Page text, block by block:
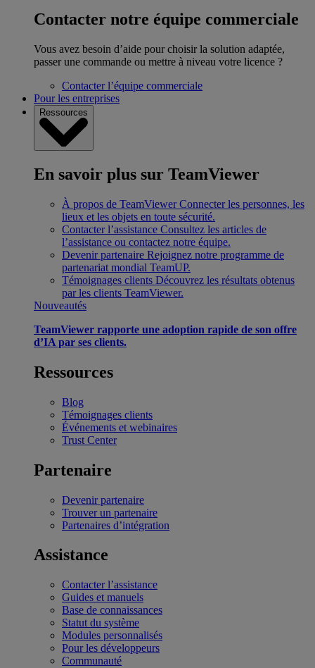
Contacter notre équipe commerciale
Vous avez besoin d’aide pour choisir la solution adaptée,
passer une commande ou mettre à niveau votre licence ?
Contacter l’équipe commerciale
Pour les entreprises
Ressources
En savoir plus sur TeamViewer
À propos de TeamViewer Connecter les personnes, les
lieux et les objets en toute sécurité.
Contacter l’assistance Consultez les articles de
l’assistance ou contactez notre équipe.
Devenir partenaire Rejoignez notre programme de
partenariat mondial TeamUP.
Témoignages clients Découvrez les résultats obtenus
par les clients TeamViewer.
Nouveautés
TeamViewer rapporte une adoption rapide de son offre
d’IA par ses clients.
Ressources
Blog
Témoignages clients
Événements et webinaires
Trust Center
Partenaire
Devenir partenaire
Trouver un partenaire
Partenaires d’intégration
Assistance
Contacter l’assistance
Guides et manuels
Base de connaissances
Statut du système
Modules personnalisés
Pour les développeurs
Communauté